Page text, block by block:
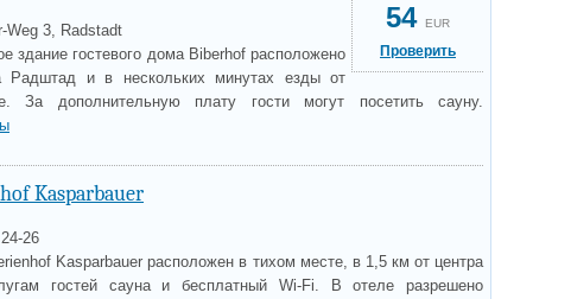
54 EUR
Проверить
Weg 3, Radstadt
здание гостевого дома Biberhof расположено
и в нескольких минутах езды от
За дополнительную плату гости могут посетить сауну.
Kasparbauer
26
Kasparbauer расположен в тихом месте, в 1,5 км от центра
гостей сауна и бесплатный Wi-Fi. В отеле разрешено